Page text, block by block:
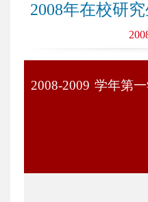
2008年在校研
2008-2009 学年第